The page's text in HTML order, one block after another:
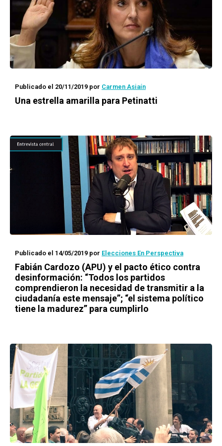
Publicado el 20/11/2019 por Carmen Asiaín
Una estrella amarilla para Petinatti
Publicado el 14/05/2019 por Elecciones En Perspectiva
Fabián Cardozo (APU) y el pacto ético contra
desinformación: “Todos los partidos
comprendieron la necesidad de transmitir a la
ciudadanía este mensaje”; “el sistema político
tiene la madurez” para cumplirlo